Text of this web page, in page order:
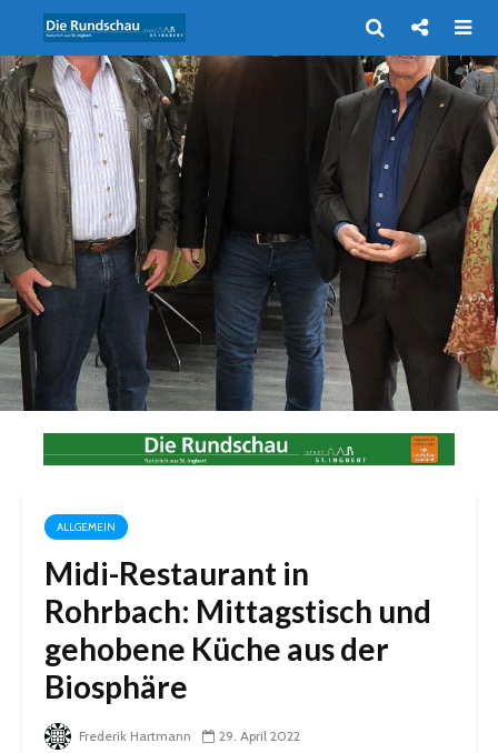
ALLGEMEIN
Midi-Restaurant in
Rohrbach: Mittagstisch und
gehobene Küche aus der
Biosphäre
Frederik Hartmann
29. April 2022